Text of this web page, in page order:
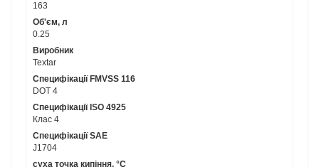
163
Об'єм, л
0.25
Виробник
Textar
Специфікації FMVSS 116
DOT 4
Специфікації ISO 4925
Клас 4
Специфікації SAE
J1704
суха точка кипіння, °C